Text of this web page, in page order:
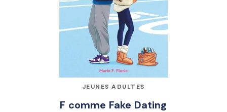
JEUNES ADULTES
F comme Fake Dating